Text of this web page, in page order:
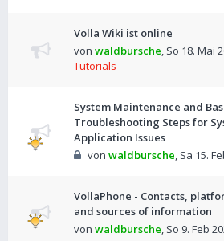
Volla Wiki ist online
von waldbursche, So 18. Mai
Tutorials
System Maintenance and
Troubleshooting Steps for
Application Issues
von waldbursche, Sa 15.
VollaPhone - Contacts,
and sources of information
von waldbursche, So 9. Feb